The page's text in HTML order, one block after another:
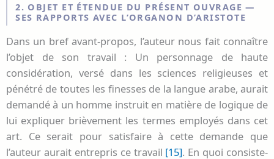
2. OBJET ET ÉTENDUE DU PRÉSENT OUVRAGE —
SES RAPPORTS AVEC L’ORGANON D’ARISTOTE
Dans un bref avant-propos, l’auteur nous fait connaître
l’objet de son travail : Un personnage de haute
considération, versé dans les sciences religieuses et
pénétré de toutes les finesses de la langue arabe, aurait
demandé à un homme instruit en matière de logique de
lui expliquer brièvement les termes employés dans cet
art. Ce serait pour satisfaire à cette demande que
l’auteur aurait entrepris ce travail [15]. En quoi consiste-